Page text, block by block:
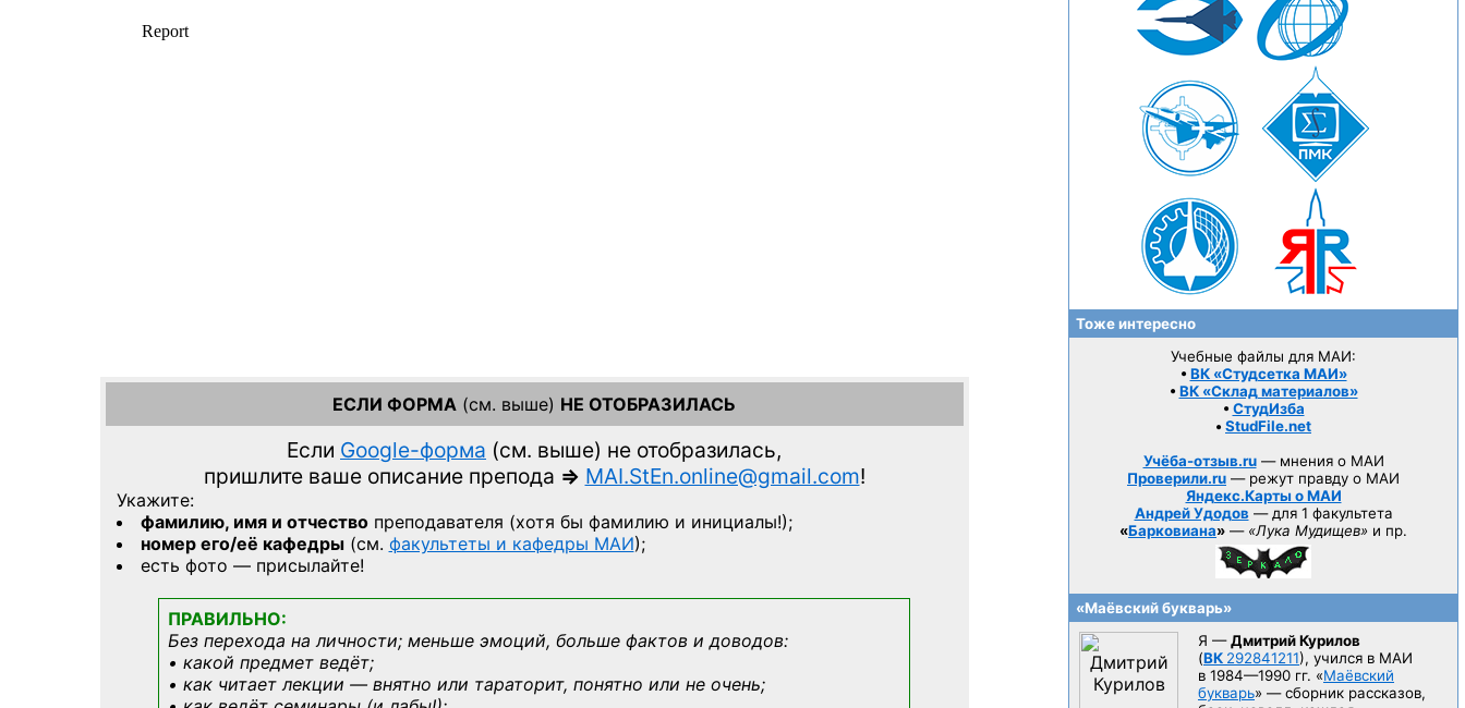
ЕСЛИ ФОРМА (см. выше) НЕ ОТОБРАЗИЛАСЬ
Если Google-форма (см. выше) не отобразилась,
пришлите ваше описание препода => MAI.StEn.online@gmail.com!
Укажите:
фамилию, имя и отчествопреподавателя (хотя бы фамилию и инициалы!);
номер его/её кафедры(см. факультеты и кафедры МАИ);
есть фото — присылайте!
ПРАВИЛЬНО:
Без перехода на личности; меньше эмоций, больше фактов и доводов:
• какой предмет ведёт;
• как читает лекции — внятно или тараторит, понятно или не очень;
Тоже интересно
Учебные файлы для МАИ:
• ВК «Студсетка МАИ»
• ВК «Склад материалов»
• СтудИзба
• StudFile.net
Учёба-отзыв.ru— мнения о МАИ
Проверили.ru — режут правду о МАИ
Яндекс.Карты о МАИ
Андрей Удодов — для 1 факультета
«Барковиана» — «Лука Мудищев» и пр.
«Маёвский букварь»
Я —Дмитрий Курилов
(ВК 292841211), учился в МАИ
в 1984—1990 гг. «Маёвский
букварь» — сборник рассказов,